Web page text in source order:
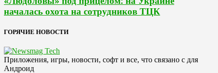
началась охота на сотрудников ТЦК
ГОРЯЧИЕ НОВОСТИ
Приложения, игры, новости, софт и все, что связано с для
Андроид